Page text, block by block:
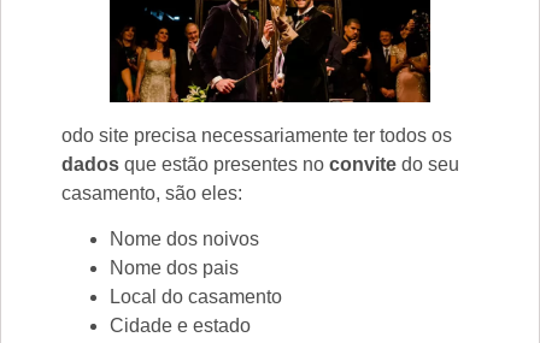
odo site precisa necessariamente ter todos os
dados que estão presentes no convite do seu
casamento, são eles:
Nome dos noivos
Nome dos pais
Local do casamento
Cidade e estado